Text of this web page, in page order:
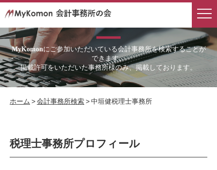
MyKomonにご参加いただいている会計事務所を検索することが
できます。
掲載許可をいただいた事務所様のみ、掲載しております。
ホーム >会計事務所検索>中垣健税理士事務所
税理士事務所プロフィール